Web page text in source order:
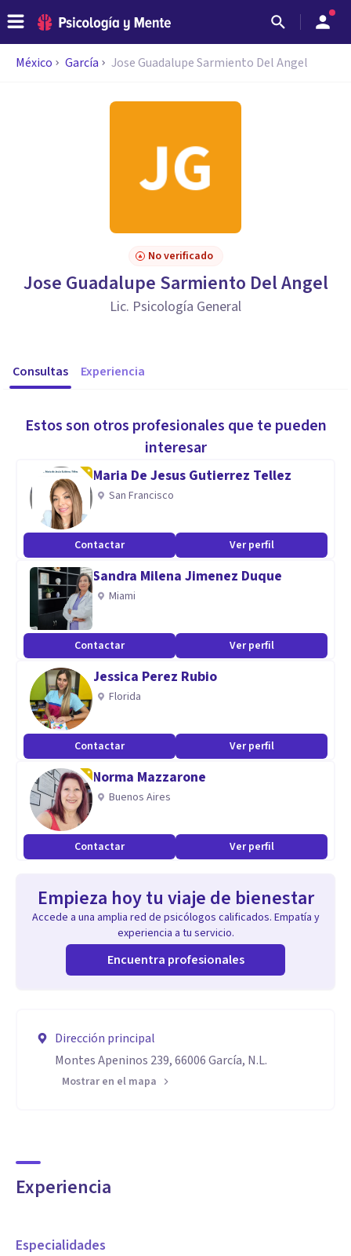
México García Jose Guadalupe Sarmiento Del Angel
No verificado
Jose Guadalupe Sarmiento Del Angel
Lic. Psicología General
Consultas Experiencia
Estos son otros profesionales que te pueden
interesar
Maria De Jesus Gutierrez Tellez
San Francisco
Contactar Ver perfil
Sandra Milena Jimenez Duque
Miami
Contactar Ver perfil
Jessica Perez Rubio
Florida
Contactar Ver perfil
Norma Mazzarone
Buenos Aires
Contactar Ver perfil
Empieza hoy tu viaje de bienestar
Accede a una amplia red de psicólogos calificados. Empatía y
experiencia a tu servicio.
Encuentra profesionales
Dirección principal
Montes Apeninos 239, 66006 García, N.L.
Mostrar en el mapa
Experiencia
Especialidades